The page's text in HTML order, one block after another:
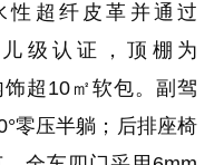
性超纤皮革并通过
儿级认证，顶棚为
超10㎡软包。副驾
零压半躺；后排座椅